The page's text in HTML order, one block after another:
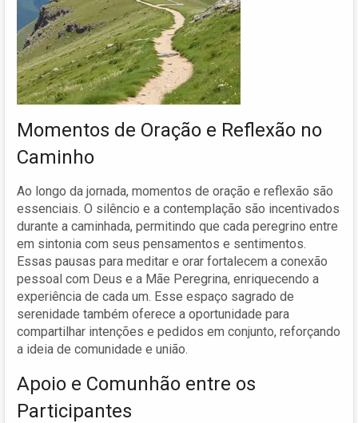
Momentos de Oração e Reflexão no
Caminho
Ao longo da jornada, momentos de oração e reflexão são
essenciais. O silêncio e a contemplação são incentivados
durante a caminhada, permitindo que cada peregrino entre
em sintonia com seus pensamentos e sentimentos.
Essas pausas para meditar e orar fortalecem a conexão
pessoal com Deus e a Mãe Peregrina, enriquecendo a
experiência de cada um. Esse espaço sagrado de
serenidade também oferece a oportunidade para
compartilhar intenções e pedidos em conjunto, reforçando
a ideia de comunidade e união.
Apoio e Comunhão entre os
Participantes